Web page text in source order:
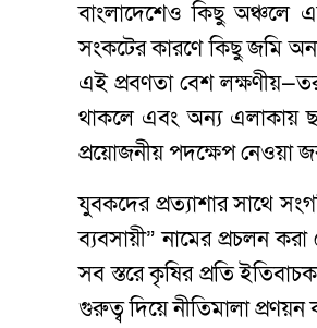
বাংলাদেশেও কিছু অঞ্চলে
সংকটের কারণে কিছু জমি
এই প্রবণতা বেশ
থাকলে এবং অন্য এলাকায়
প্রয়োজনীয় পদক্ষেপ নেওয়া
যুবকদের প্রত্যাশার সাথে
ব্যবসায়ী” নামের প্রচলন
সব স্তরে কৃষির প্রতি
গুরুত্ব দিয়ে নীতিমালা প্রণয়ন